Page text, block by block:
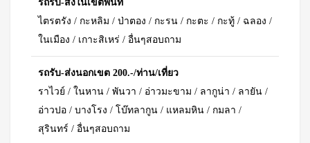
รถรับ-ส่งในเขตพื้นที่
ไตรตรัง / กะหลิม / ป่าตอง / กะรน / กะตะ / กะทู้ / ฉลอง /
ในเมือง / เกาะสิเหร่ / อื่นๆสอบถาม
รถรับ-ส่งนอกเขต 200.-/ท่าน/เที่ยว
ราไวย์ / ในหาน / พันวา / อ่าวมะขาม / ลากูน่า / ลายัน /
อ่าวปอ / บางโรง / โบ๊ทลากูน / แหลมหิน / กมลา /
สุรินทร์ / อื่นๆสอบถาม